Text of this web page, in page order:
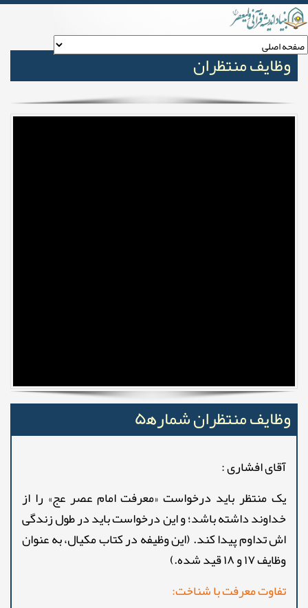
وظایف منتظران
وظایف منتظران شماره‍۵
آقای افشاری :
یک منتظر باید درخواست «معرفت امام عصر عج» را از
خداوند داشته باشد؛ و این درخواست باید در طول زندگی
اش تداوم پیدا کند. (این وظیفه در کتاب مکیال، به عنوان
وظایف ۱۷ و ۱۸ قید شده.)
تفاوت معرفت با شناخت: